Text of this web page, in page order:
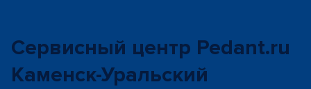
Сервисный центр Pedant.ru
Каменск-Уральский